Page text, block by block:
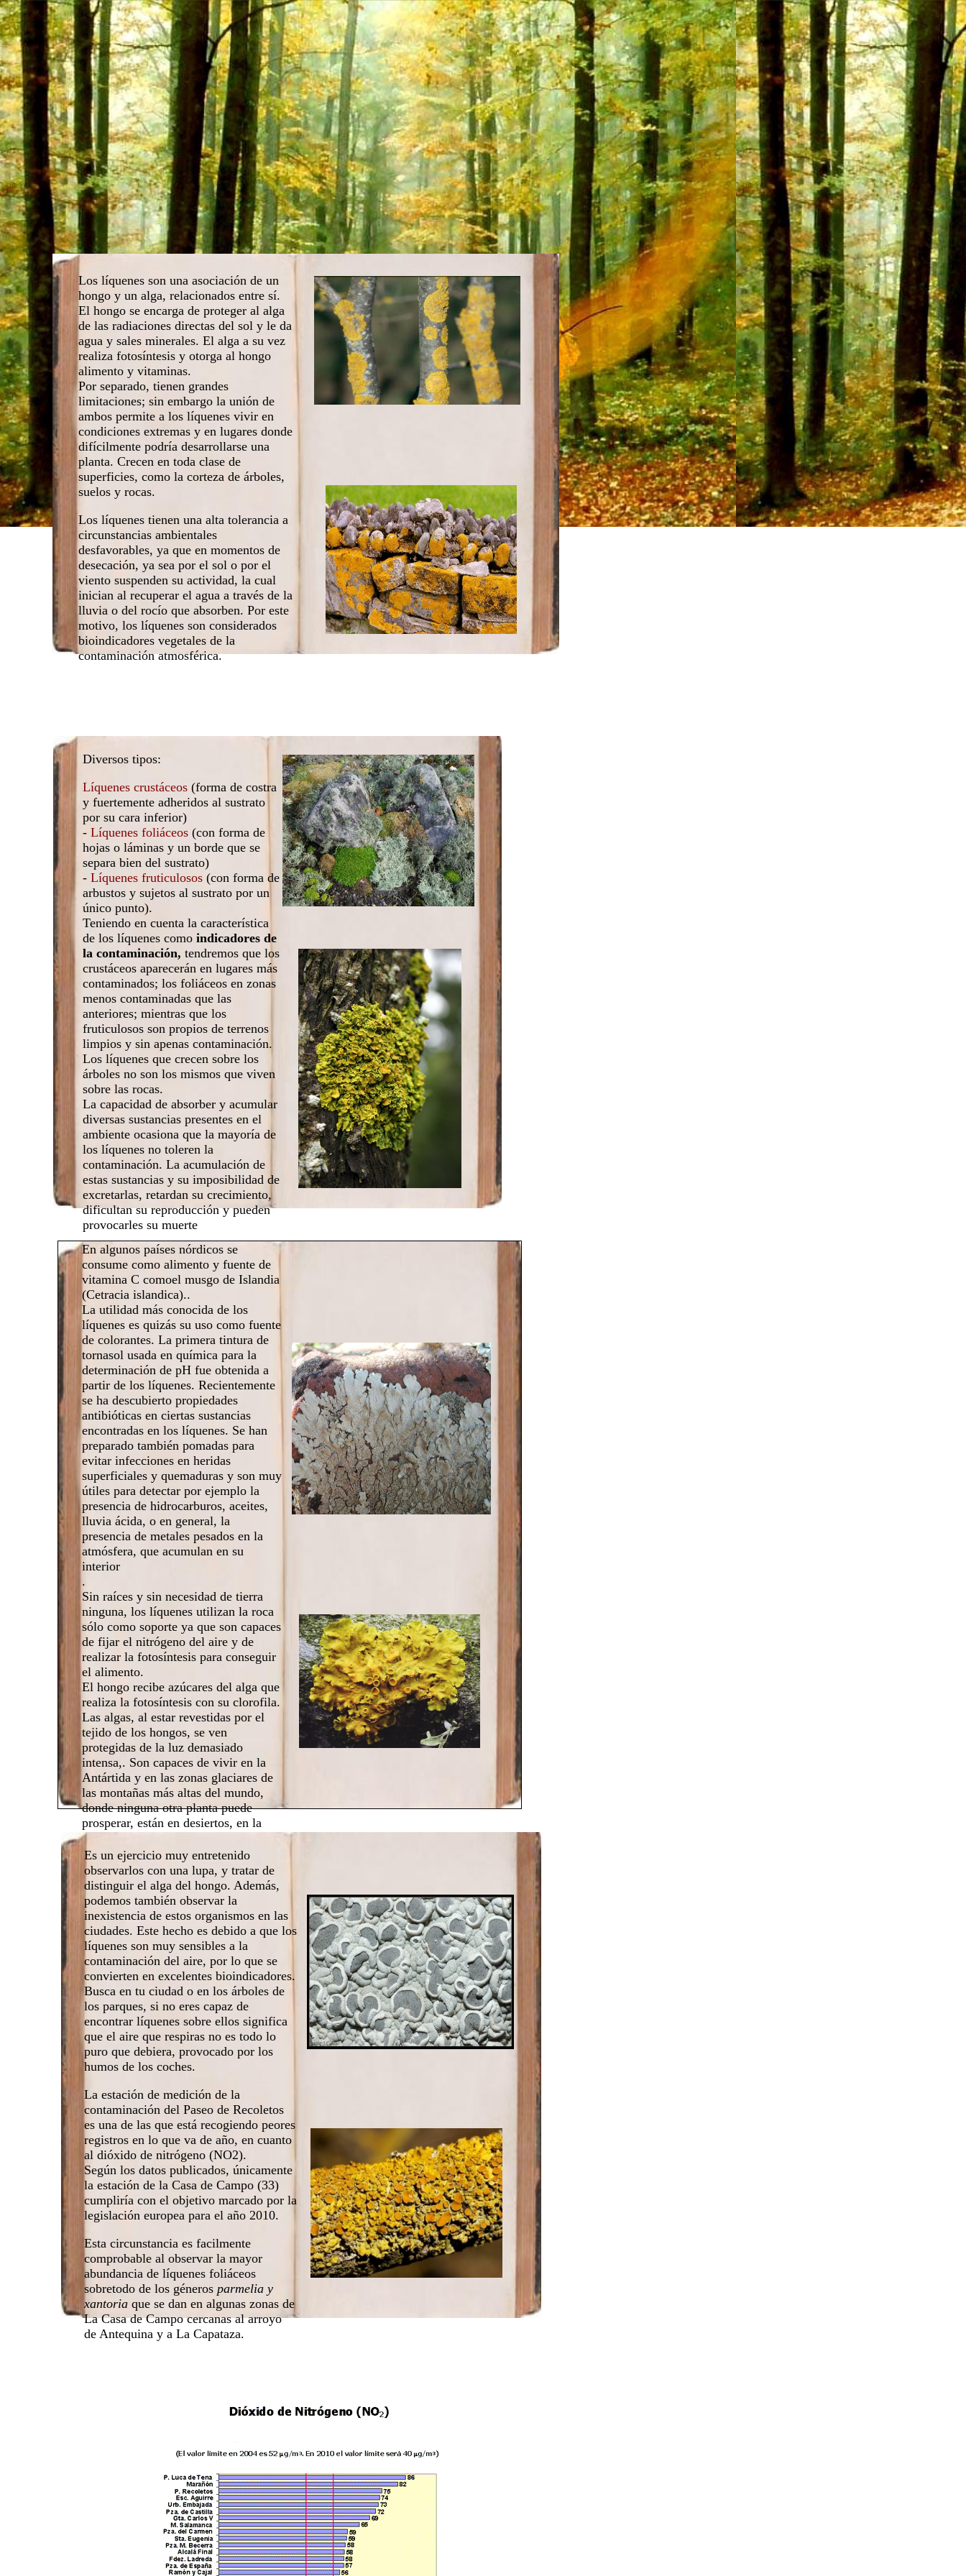
Los líquenes son una asociación de un
hongo y un alga, relacionados entre sí.
El hongo se encarga de proteger al alga
de las radiaciones directas del sol y le da
agua y sales minerales. El alga a su vez
realiza fotosíntesis y otorga al hongo
alimento y vitaminas.
Por separado, tienen grandes
limitaciones; sin embargo la unión de
ambos permite a los líquenes vivir en
condiciones extremas y en lugares donde
difícilmente podría desarrollarse una
planta. Crecen en toda clase de
superficies, como la corteza de árboles,
suelos y rocas.
Los líquenes tienen una alta tolerancia a
circunstancias ambientales
desfavorables, ya que en momentos de
desecación, ya sea por el sol o por el
viento suspenden su actividad, la cual
inician al recuperar el agua a través de la
lluvia o del rocío que absorben. Por este
motivo, los líquenes son considerados
bioindicadores vegetales de la
contaminación atmosférica.
Diversos tipos:
Líquenes crustáceos (forma de costra
y fuertemente adheridos al sustrato
por su cara inferior)
- Líquenes foliáceos (con forma de
hojas o láminas y un borde que se
separa bien del sustrato)
- Líquenes fruticulosos (con forma de
arbustos y sujetos al sustrato por un
único punto).
Teniendo en cuenta la característica
de los líquenes como indicadores de
la contaminación, tendremos que los
crustáceos aparecerán en lugares más
contaminados; los foliáceos en zonas
menos contaminadas que las
anteriores; mientras que los
fruticulosos son propios de terrenos
limpios y sin apenas contaminación.
Los líquenes que crecen sobre los
árboles no son los mismos que viven
sobre las rocas.
La capacidad de absorber y acumular
diversas sustancias presentes en el
ambiente ocasiona que la mayoría de
los líquenes no toleren la
contaminación. La acumulación de
estas sustancias y su imposibilidad de
excretarlas, retardan su crecimiento,
dificultan su reproducción y pueden
provocarles su muerte
En algunos países nórdicos se
consume como alimento y fuente de
vitamina C comoel musgo de Islandia
(Cetracia islandica)..
La utilidad más conocida de los
líquenes es quizás su uso como fuente
de colorantes. La primera tintura de
tornasol usada en química para la
determinación de pH fue obtenida a
partir de los líquenes. Recientemente
se ha descubierto propiedades
antibióticas en ciertas sustancias
encontradas en los líquenes. Se han
preparado también pomadas para
evitar infecciones en heridas
superficiales y quemaduras y son muy
útiles para detectar por ejemplo la
presencia de hidrocarburos, aceites,
lluvia ácida, o en general, la
presencia de metales pesados en la
atmósfera, que acumulan en su
interior
.
Sin raíces y sin necesidad de tierra
ninguna, los líquenes utilizan la roca
sólo como soporte ya que son capaces
de fijar el nitrógeno del aire y de
realizar la fotosíntesis para conseguir
el alimento.
El hongo recibe azúcares del alga que
realiza la fotosíntesis con su clorofila.
Las algas, al estar revestidas por el
tejido de los hongos, se ven
protegidas de la luz demasiado
intensa,. Son capaces de vivir en la
Antártida y en las zonas glaciares de
las montañas más altas del mundo,
donde ninguna otra planta puede
prosperar, están en desiertos, en la
costa e incluso bajo el agua.
Es un ejercicio muy entretenido
observarlos con una lupa, y tratar de
distinguir el alga del hongo. Además,
podemos también observar la
inexistencia de estos organismos en las
ciudades. Este hecho es debido a que los
líquenes son muy sensibles a la
contaminación del aire, por lo que se
convierten en excelentes bioindicadores.
Busca en tu ciudad o en los árboles de
los parques, si no eres capaz de
encontrar líquenes sobre ellos significa
que el aire que respiras no es todo lo
puro que debiera, provocado por los
humos de los coches.
La estación de medición de la
contaminación del Paseo de Recoletos
es una de las que está recogiendo peores
registros en lo que va de año, en cuanto
al dióxido de nitrógeno (NO2).
Según los datos publicados, únicamente
la estación de la Casa de Campo (33)
cumpliría con el objetivo marcado por la
legislación europea para el año 2010.
Esta circunstancia es facilmente
comprobable al observar la mayor
abundancia de líquenes foliáceos
sobretodo de los géneros parmelia y
xantoria que se dan en algunas zonas de
La Casa de Campo cercanas al arroyo
de Antequina y a La Capataza.